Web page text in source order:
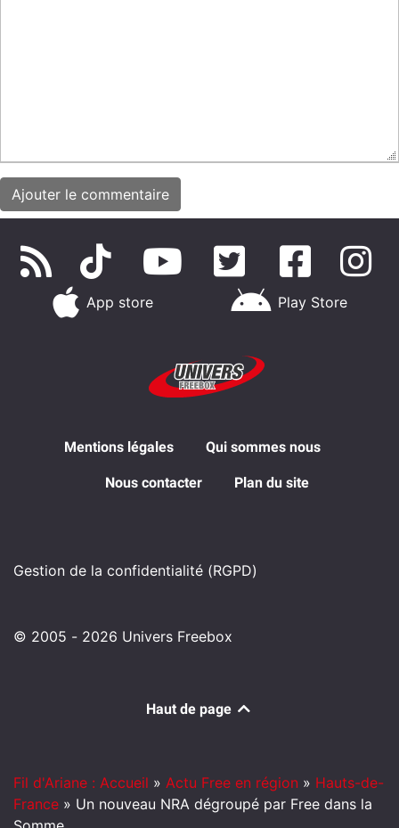
App store Play Store
Mentions légales Qui sommes nous
Nous contacter Plan du site
Gestion de la confidentialité (RGPD)
© 2005 - 2026 Univers Freebox
Haut de page
Fil d'Ariane : Accueil » Actu Free en région » Hauts-de-
France » Un nouveau NRA dégroupé par Free dans la